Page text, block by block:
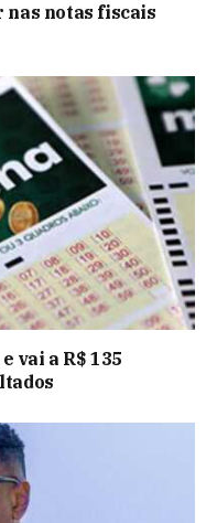
nas notas fiscais
vai a R$ 135